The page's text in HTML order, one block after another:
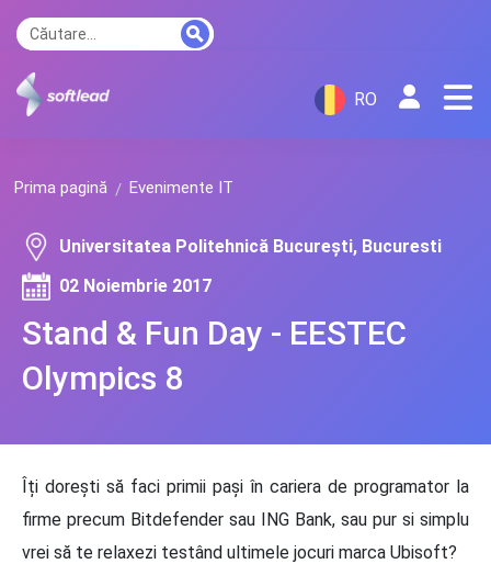
RO
Prima pagină Evenimente IT
Stand & Fun Day - EESTEC
Olympics 8
Universitatea Politehnică București, Bucuresti
02 Noiembrie 2017
Îți dorești să faci primii pași în cariera de programator la
firme precum Bitdefender sau ING Bank, sau pur si simplu
vrei să te relaxezi testând ultimele jocuri marca Ubisoft?